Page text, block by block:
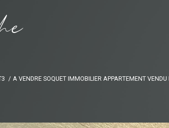
e
A VENDRE SOQUET IMMOBILIER APPARTEMENT VENDU